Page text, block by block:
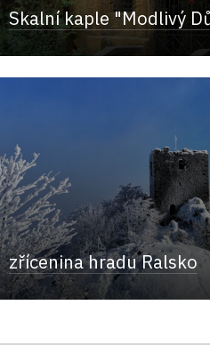
Skalní kaple "Modlivý
zřícenina hradu Ralsko